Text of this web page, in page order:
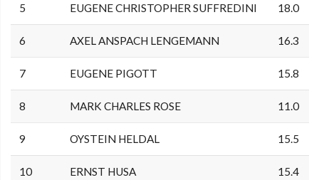
5 EUGENE CHRISTOPHER SUFFREDINI 18.0
6 AXEL ANSPACH LENGEMANN 16.3
7 EUGENE PIGOTT 15.8
8 MARK CHARLES ROSE 11.0
9 OYSTEIN HELDAL 15.5
10 ERNST HUSA 15.4